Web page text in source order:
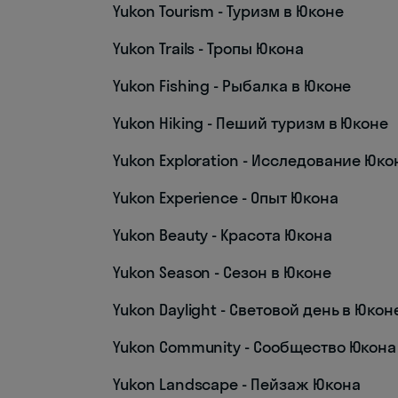
Yukon Tourism - Туризм в Юконе
Yukon Trails - Тропы Юкона
Yukon Fishing - Рыбалка в Юконе
Yukon Hiking - Пеший туризм в Юконе
Yukon Exploration - Исследование
Yukon Experience - Опыт Юкона
Yukon Beauty - Красота Юкона
Yukon Season - Сезон в Юконе
Yukon Daylight - Световой день в
Yukon Community - Сообщество Юкона
Yukon Landscape - Пейзаж Юкона